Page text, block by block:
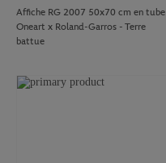
Affiche RG 2007 50x70 cm en tube
Oneart x Roland-Garros - Terre
battue